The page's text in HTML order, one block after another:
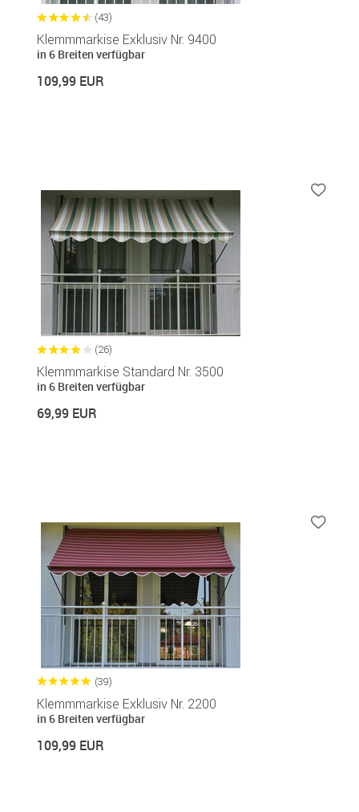
(43)
Klemmmarkise Exklusiv Nr. 9400
in 6 Breiten verfügbar
109,99 EUR
(26)
Klemmmarkise Standard Nr. 3500
in 6 Breiten verfügbar
69,99 EUR
(39)
Klemmmarkise Exklusiv Nr. 2200
in 6 Breiten verfügbar
109,99 EUR